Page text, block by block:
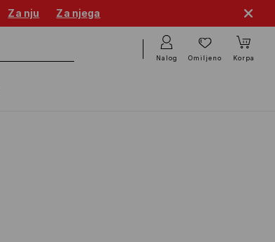
Za nju Za njega
Nalog Omiljeno Korpa